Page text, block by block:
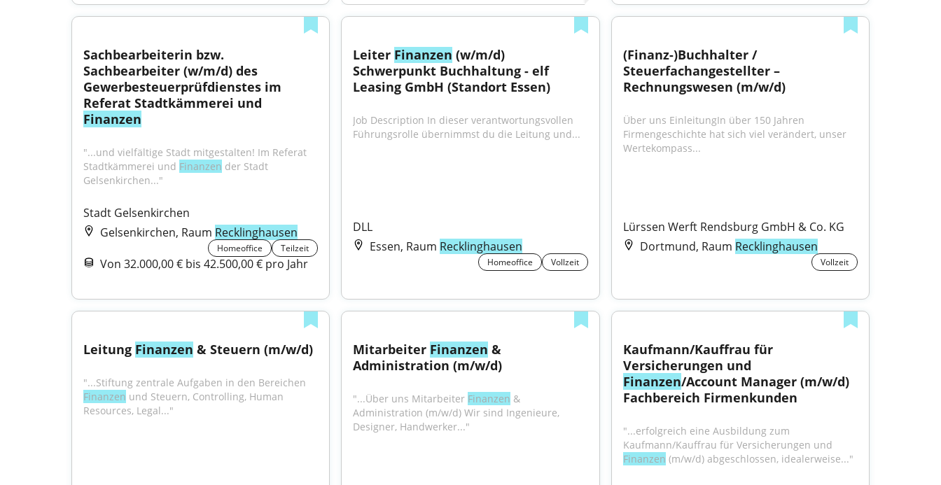
Sachbearbeiterin bzw.
Sachbearbeiter (w/m/d) des
Gewerbesteuerprüfdienstes im
Finanzen
"...und vielfältige Stadt mitgestalten! Im Referat
Stadtkämmerei und Finanzen der Stadt
Gelsenkirchen..."
Stadt Gelsenkirchen
Gelsenkirchen, Raum Recklinghausen
Homeoffice Teilzeit
Von 32.000,00 € bis 42.500,00 € pro Jahr
Leiter Finanzen (w/m/d)
Schwerpunkt Buchhaltung - elf
Leasing GmbH (Standort Essen)
Job Description In dieser verantwortungsvollen
Führungsrolle übernimmst du die Leitung und...
DLL
Essen, Raum Recklinghausen
Homeoffice Vollzeit
(Finanz-)Buchhalter /
Steuerfachangestellter –
Rechnungswesen (m/w/d)
Über uns EinleitungIn über 150 Jahren
Firmengeschichte hat sich viel verändert, unser
Wertekompass...
Lürssen Werft Rendsburg GmbH & Co. KG
Dortmund, Raum Recklinghausen
Vollzeit
Leitung Finanzen & Steuern (m/w/d)
Finanzen und Steuern, Controlling, Human
Resources, Legal..."
Mitarbeiter Finanzen &
Administration (m/w/d)
"...Über uns Mitarbeiter Finanzen &
Administration (m/w/d) Wir sind Ingenieure,
Designer, Handwerker..."
Kaufmann/Kauffrau für
Finanzen/Account Manager (m/w/d)
Fachbereich Firmenkunden
"...erfolgreich eine Ausbildung zum
Finanzen (m/w/d) abgeschlossen, idealerweise..."